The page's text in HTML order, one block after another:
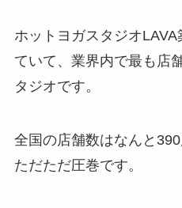
ホットヨガスタジオ
ていて、業界内で最も店
タジオです。
全国の店舗数はなんと
ただただ圧巻です。